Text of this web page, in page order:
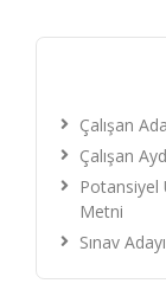
Çalışan
Çalışan
Potansiyel
Metni
Sınav